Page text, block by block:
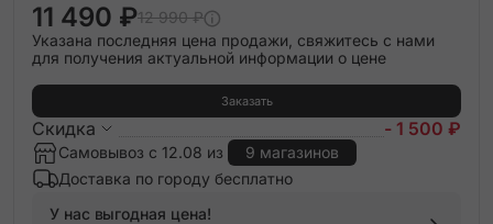
11 490 ₽12 990 ₽
Указана последняя цена продажи, свяжитесь с нами
для получения актуальной информации о цене
Заказать
Скидка - 1 500 ₽
Самовывоз с 12.08 из
9 магазинов
Доставка по городу бесплатно
У нас выгодная цена!